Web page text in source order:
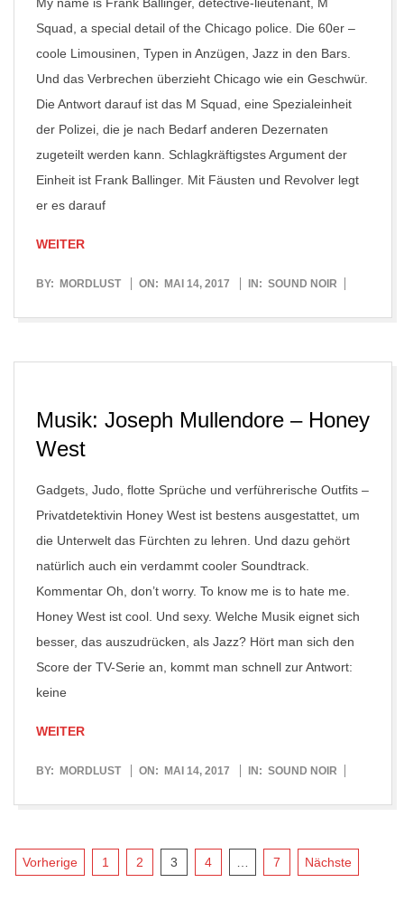
Squad, a special detail of the Chicago police. Die 60er –
coole Limousinen, Typen in Anzügen, Jazz in den Bars.
Und das Verbrechen überzieht Chicago wie ein Geschwür.
Die Antwort darauf ist das M Squad, eine Spezialeinheit
der Polizei, die je nach Bedarf anderen Dezernaten
zugeteilt werden kann. Schlagkräftigstes Argument der
Einheit ist Frank Ballinger. Mit Fäusten und Revolver legt
er es darauf
WEITER
2017-
BY: MORDLUST ON: MAI 14, 2017 IN: SOUND NOIR
Musik: Joseph Mullendore – Honey
West
Gadgets, Judo, flotte Sprüche und verführerische Outfits –
Privatdetektivin Honey West ist bestens ausgestattet, um
die Unterwelt das Fürchten zu lehren. Und dazu gehört
natürlich auch ein verdammt cooler Soundtrack.
Kommentar Oh, don’t worry. To know me is to hate me.
Honey West ist cool. Und sexy. Welche Musik eignet sich
besser, das auszudrücken, als Jazz? Hört man sich den
Score der TV-Serie an, kommt man schnell zur Antwort:
keine
WEITER
2017-
BY: MORDLUST ON: MAI 14, 2017 IN: SOUND NOIR
Seitennummerierung
Vorherige 1 2 3 4 7 Nächste